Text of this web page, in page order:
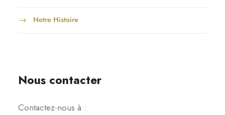
Notre Histoire
Nous contacter
Contactez-nous à :